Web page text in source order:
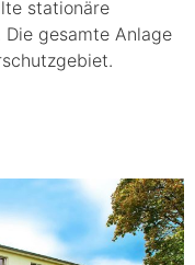
stationäre
Die gesamte Anlage